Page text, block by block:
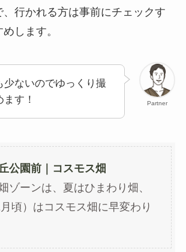
、行かれる方は事前にチェックす
します。
Partner
少ないのでゆっくり撮
す！
公園前｜コスモス畑
ゾーンは、夏はひまわり畑、
頃）はコスモス畑に早変わり